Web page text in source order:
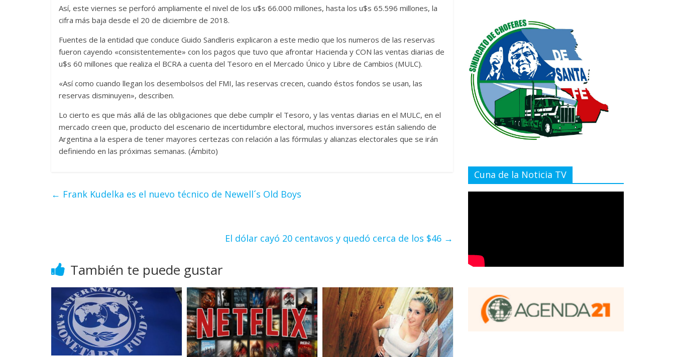
Así, este viernes se perforó ampliamente el nivel de los u$s 66.000 millones, hasta los u$s 65.596 millones, la
cifra más baja desde el 20 de diciembre de 2018.
Fuentes de la entidad que conduce Guido Sandleris explicaron a este medio que los numeros de las reservas
fueron cayendo «consistentemente» con los pagos que tuvo que afrontar Hacienda y CON las ventas diarias de
u$s 60 millones que realiza el BCRA a cuenta del Tesoro en el Mercado Único y Libre de Cambios (MULC).
«Así como cuando llegan los desembolsos del FMI, las reservas crecen, cuando éstos fondos se usan, las
reservas disminuyen», describen.
Lo cierto es que más allá de las obligaciones que debe cumplir el Tesoro, y las ventas diarias en el MULC, en el
mercado creen que, producto del escenario de incertidumbre electoral, muchos inversores están saliendo de
Argentina a la espera de tener mayores certezas con relación a las fórmulas y alianzas electorales que se irán
definiendo en las próximas semanas. (Ámbito)
← Frank Kudelka es el nuevo técnico de Newell´s Old Boys
El dólar cayó 20 centavos y quedó cerca de los $46 →
También te puede gustar
Cuna de la Noticia TV